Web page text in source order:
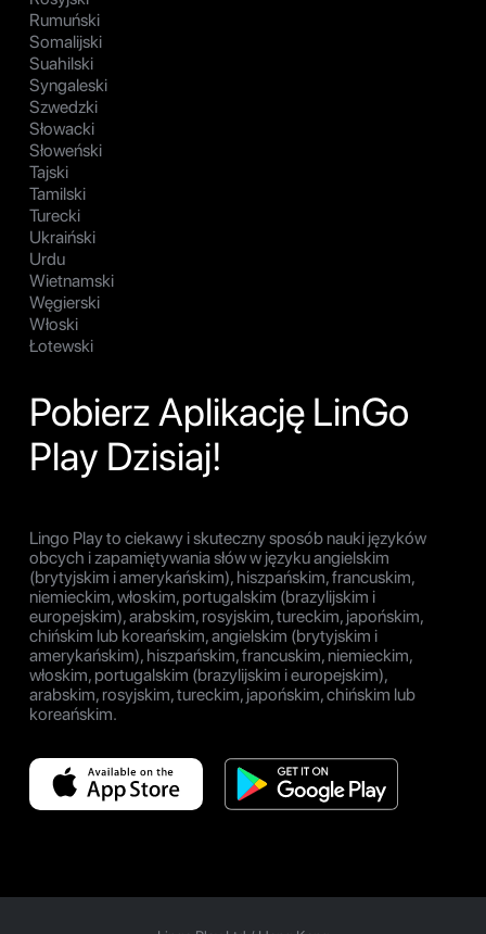
Rumuński
Somalijski
Suahilski
Syngaleski
Szwedzki
Słowacki
Słoweński
Tajski
Tamilski
Turecki
Ukraiński
Urdu
Wietnamski
Węgierski
Włoski
Łotewski
Pobierz Aplikację LinGo
Play Dzisiaj!
Lingo Play to ciekawy i skuteczny sposób nauki języków
obcych i zapamiętywania słów w języku angielskim
(brytyjskim i amerykańskim), hiszpańskim, francuskim,
niemieckim, włoskim, portugalskim (brazylijskim i
europejskim), arabskim, rosyjskim, tureckim, japońskim,
chińskim lub koreańskim, angielskim (brytyjskim i
amerykańskim), hiszpańskim, francuskim, niemieckim,
włoskim, portugalskim (brazylijskim i europejskim),
arabskim, rosyjskim, tureckim, japońskim, chińskim lub
koreańskim.